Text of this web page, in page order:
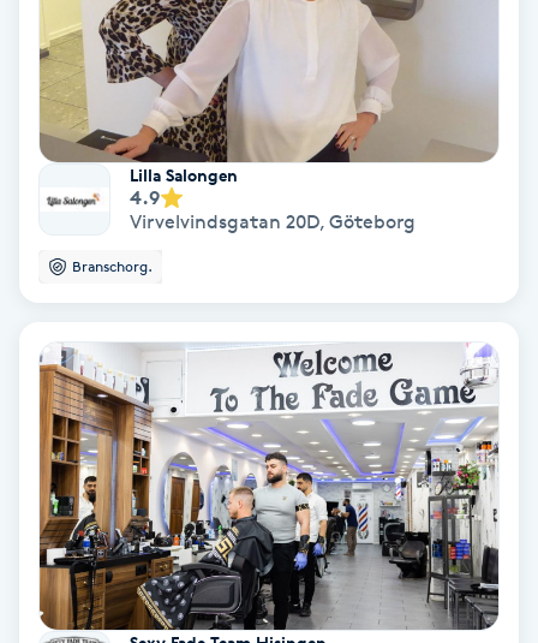
Osteopati
Paraffinbehandling
Pensionärklippning
Permanent hårborttagning
Permanent ögonbrynsmakeup
Personal shopper
Personlig tränare
Lilla Salongen
4.9
Virvelvindsgatan 20D, Göteborg
Branschorg.